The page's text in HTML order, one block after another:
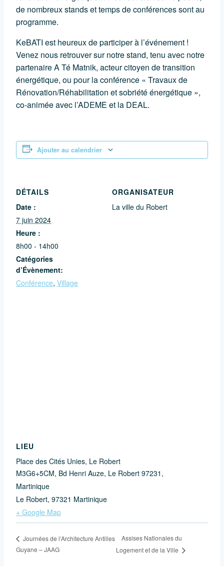
de nombreux stands et temps de conférences sont au
programme.
KeBATI est heureux de participer à l’événement !
Venez nous retrouver sur notre stand, tenu avec notre
partenaire A Té Matnik, acteur citoyen de transition
énergétique, ou pour la conférence « Travaux de
Rénovation/Réhabilitation et sobriété énergétique »,
co-animée avec l’ADEME et la DEAL.
Ajouter au calendrier
DÉTAILS
Date :
7 juin 2024
Heure :
8h00 - 14h00
Catégories
d’Évènement:
Conférence, Village
ORGANISATEUR
La ville du Robert
LIEU
Place des Cités Unies, Le Robert
M3G6+5CM, Bd Henri Auze, Le Robert 97231,
Martinique
Le Robert, 97321 Martinique
+ Google Map
Journées de l’Architecture Antilles
Guyane – JAAG
Assises Nationales du
Logement et de la Ville